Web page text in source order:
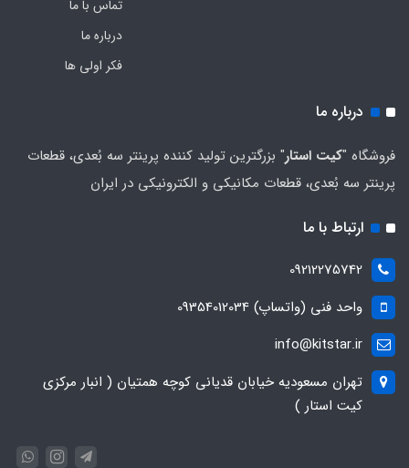
تماس با ما
درباره ما
فکر اولی ها
درباره ما
فروشگاه "کیت استار" بزرگترین تولید کننده پرینتر سه بُعدی، قطعات
پرینتر سه بُعدی، قطعات مکانیکی و الکترونیکی در ایران
ارتباط با ما
09212275742
واحد فنی (واتساپ) 09354012034
info@kitstar.ir
تهران مسعودیه خیابان قدیانی کوچه همتیان ( انبار مرکزی
کیت استار )